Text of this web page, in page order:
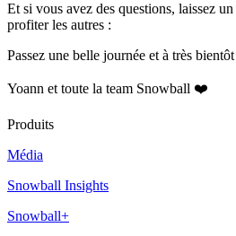
Et si vous avez des questions, laissez
profiter les autres :
Passez une belle journée et à très
Yoann et toute la team Snowball ❤️
Produits
Média
Snowball Insights
Snowball+